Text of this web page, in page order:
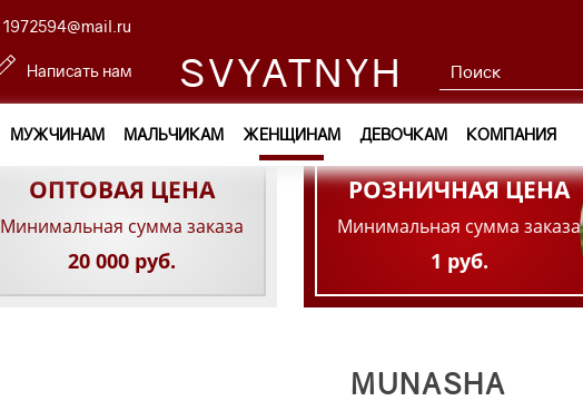
1972594@mail.ru
Написать нам SVYATNYH
МУЖЧИНАМ МАЛЬЧИКАМ ЖЕНЩИНАМ ДЕВОЧКАМ КОМПАНИЯ
ОПТОВАЯ ЦЕНА
Минимальная сумма заказа
20 000 руб.
РОЗНИЧНАЯ ЦЕНА
Минимальная сумма заказа
1 руб.
MUNASHA